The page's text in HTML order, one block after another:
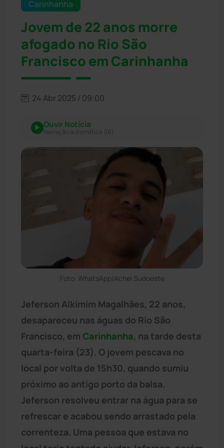
Carinhanha
Jovem de 22 anos morre
afogado no Rio São
Francisco em Carinhanha
24 Abr 2025 / 09:00
Ouvir Notícia
Narração automática (IA)
Foto: WhatsApp/Achei Sudoeste
Jeferson Alkimim Magalhães, 22 anos,
desapareceu nas águas do Rio São
Francisco, em Carinhanha, na tarde desta
quarta-feira (23). O jovem pescava no
local por volta de 15h30, quando sumiu
próximo ao antigo porto da balsa.
Jeferson resolveu entrar na água para se
refrescar e acabou sendo arrastado pela
correnteza. Uma pessoa que estava no